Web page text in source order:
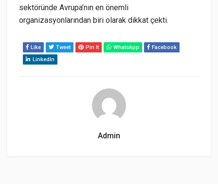
sektöründe Avrupa’nın en önemli
organizasyonlarından biri olarak dikkat çekti.
Like Tweet Pin It WhatsApp
Facebook
LinkedIn
Admin